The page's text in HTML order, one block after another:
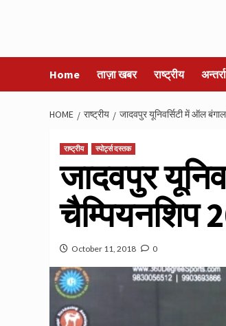
Home ताज़ा खबर राष्ट्रीय
HOME राष्ट्रीय जादवपुर यूनिवर्सिटी में ऑल
राष्ट्रीय स्पोर्ट्स दस्तक
जादवपुर
चैम्पियनशिप
October 11, 2018 0